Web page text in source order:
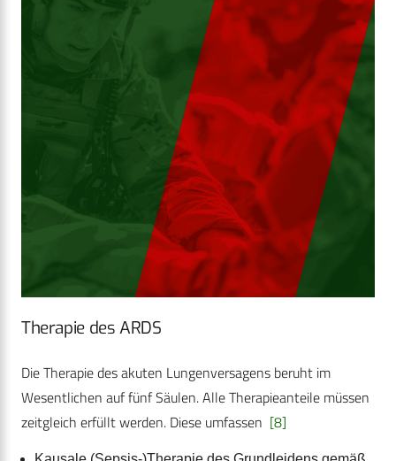
Therapie des ARDS
Die Therapie des akuten Lungenversagens beruht im
Wesentlichen auf fünf Säulen. Alle Therapieanteile müssen
zeitgleich erfüllt werden. Diese umfassen [8]